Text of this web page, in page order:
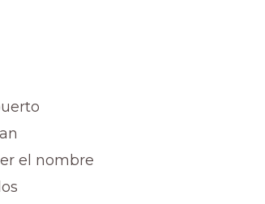
el nombre